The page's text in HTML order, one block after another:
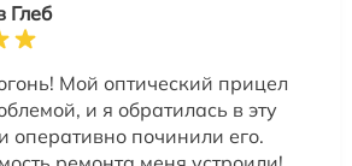
Глеб
Мой оптический прицел
и я обратилась в эту
оперативно починили его.